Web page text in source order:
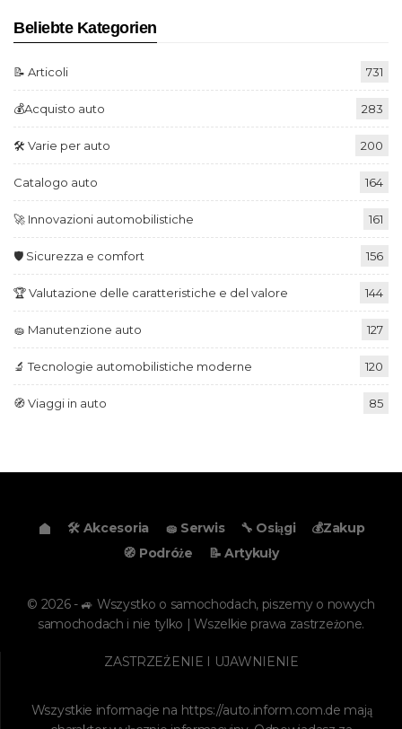
Beliebte Kategorien
📝 Articoli 731
💰Acquisto auto 283
🛠️ Varie per auto 200
Catalogo auto 164
🚀 Innovazioni automobilistiche 161
🛡️ Sicurezza e comfort 156
🏆 Valutazione delle caratteristiche e del valore 144
🧽 Manutenzione auto 127
🔬 Tecnologie automobilistiche moderne 120
🧭 Viaggi in auto 85
🛠️ Akcesoria 🧽 Serwis 🔧 Osiągi
💰Zakup
🧭 Podróże
📝 Artykuły
© 2026 - 🚙 Wszystko o samochodach, piszemy o nowych
samochodach i nie tylko | Wszelkie prawa zastrzeżone.
ZASTRZEŻENIE I UJAWNIENIE
Wszystkie informacje na https://auto.inform.com.de mają